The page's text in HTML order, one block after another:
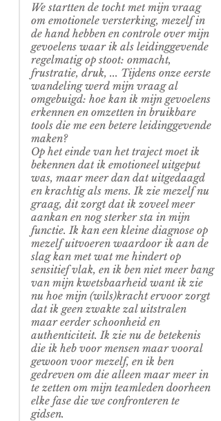
We startten de tocht met mijn vraag
om emotionele versterking, mezelf in
de hand hebben en controle over mijn
gevoelens waar ik als leidinggevende
regelmatig op stoot: onmacht,
frustratie, druk, ... Tijdens onze eerste
wandeling werd mijn vraag al
omgebuigd: hoe kan ik mijn gevoelens
erkennen en omzetten in bruikbare
tools die me een betere leidinggevende
maken?
Op het einde van het traject moet ik
bekennen dat ik emotioneel uitgeput
was, maar meer dan dat uitgedaagd
en krachtig als mens. Ik zie mezelf nu
graag, dit zorgt dat ik zoveel meer
aankan en nog sterker sta in mijn
functie. Ik kan een kleine diagnose op
mezelf uitvoeren waardoor ik aan de
slag kan met wat me hindert op
sensitief vlak, en ik ben niet meer bang
van mijn kwetsbaarheid want ik zie
nu hoe mijn (wils)kracht ervoor zorgt
dat ik geen zwakte zal uitstralen
maar eerder schoonheid en
authenticiteit. Ik zie nu de betekenis
die ik heb voor mensen maar vooral
gewoon voor mezelf, en ik ben
gedreven om die alleen maar meer in
te zetten om mijn teamleden doorheen
elke fase die we confronteren te
gidsen.